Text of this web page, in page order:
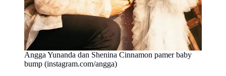
Angga Yunanda dan Shenina Cinnamon pamer baby
bump (instagram.com/angga)